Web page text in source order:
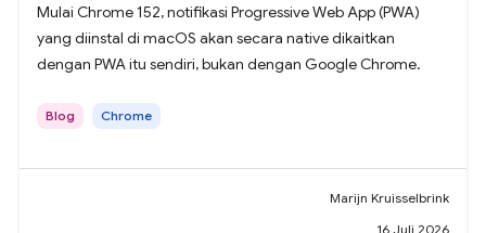
Mulai Chrome 152, notifikasi Progressive Web App (PWA)
yang diinstal di macOS akan secara native dikaitkan
dengan PWA itu sendiri, bukan dengan Google Chrome.
Blog Chrome
Marijn Kruisselbrink
16 Juli 2026